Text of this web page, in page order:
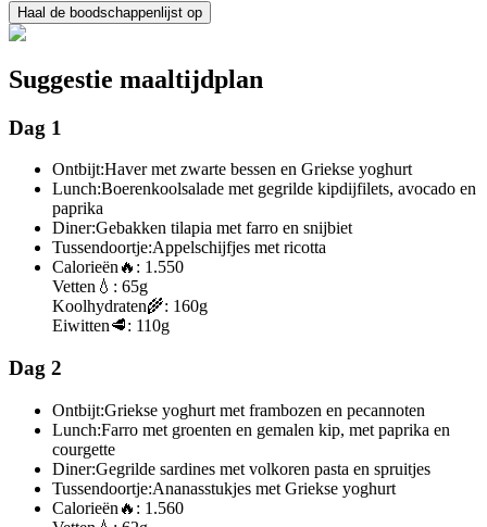
Haal de boodschappenlijst op
Suggestie maaltijdplan
Dag 1
Ontbijt:Haver met zwarte bessen en Griekse yoghurt
Lunch:Boerenkoolsalade met gegrilde kipdijfilets, avocado en
paprika
Diner:Gebakken tilapia met farro en snijbiet
Tussendoortje:Appelschijfjes met ricotta
Calorieën 🔥: 1.550
Vetten 💧: 65g
Koolhydraten🌾: 160g
Eiwitten🥩: 110g
Dag 2
Ontbijt:Griekse yoghurt met frambozen en pecannoten
Lunch:Farro met groenten en gemalen kip, met paprika en
courgette
Diner:Gegrilde sardines met volkoren pasta en spruitjes
Tussendoortje:Ananasstukjes met Griekse yoghurt
Calorieën 🔥: 1.560